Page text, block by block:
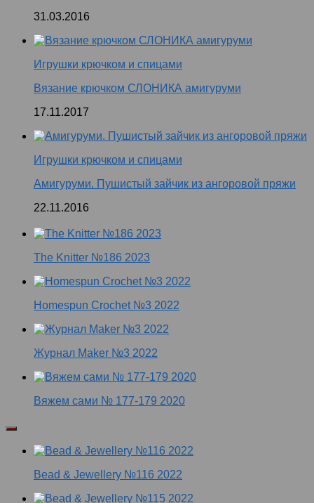
31.03.2016
Игрушки крючком и спицами
Вязание крючком СЛОНИКА амигуруми
17.11.2017
Игрушки крючком и спицами
Амигуруми. Пушистый зайчик из ангоровой пряжи
22.11.2016
The Knitter №186 2023
Homespun Crochet №3 2022
Журнал Maker №3 2022
Вяжем сами № 177-179 2020
Bead & Jewellery №116 2022